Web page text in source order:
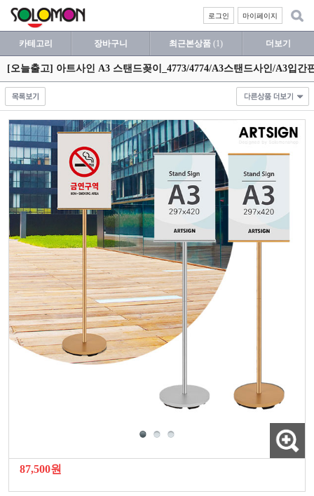
마이페이지
로그인
카테고리 장바구니 최근본상품 (1) 더보기
[오늘출고] 아트사인 A3 스탠드꽂이_4773/4774/A3스탠드사인/A3입
87,500원